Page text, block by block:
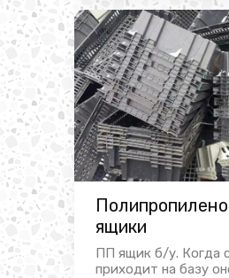
ящики
ПП ящик б/у. Когда
приходит на базу